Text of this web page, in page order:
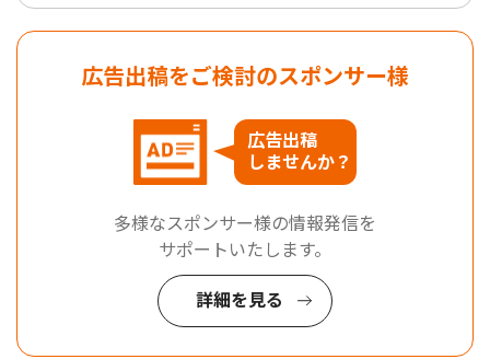
広告出稿をご検討のスポンサー様
広告出稿
しませんか？
多様なスポンサー様の情報発信を
サポートいたします。
詳細を見る